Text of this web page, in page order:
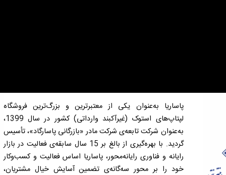
پاساریا به‌عنوان یکی از معتبرترین و بزرگ‌ترین فروشگاه
لپتاپ‌های استوک (غیرآکبند وارداتی) کشور در سال 1399،
به‌عنوان شرکت تابعه‌ی شرکت مادر «بازرگانی پاسارگاد»، تأسیس
گردید. با بهره‌گیری از بالغ بر 15 سال سابقه‌ی فعالیت در بازار
رایانه و فناوری رایانه‌محور، پاساریا اساس فعالیت و کسب‌وکار
خود را بر محور سه‌گانه‌ی تضمین آسایش خیال مشتریان،